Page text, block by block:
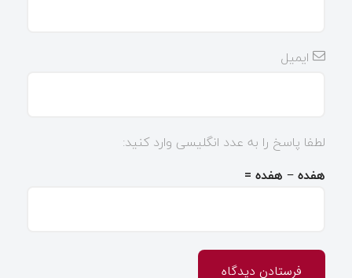
ایمیل
لطفا پاسخ را به عدد انگلیسی وارد کنید:
هفده − هفده =